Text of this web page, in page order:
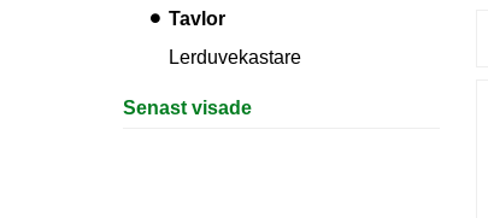
Tavlor
Lerduvekastare
Senast visade